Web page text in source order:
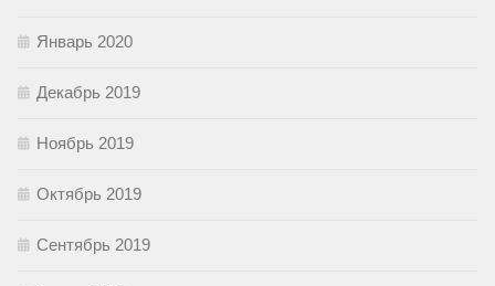
Январь 2020
Декабрь 2019
Ноябрь 2019
Октябрь 2019
Сентябрь 2019